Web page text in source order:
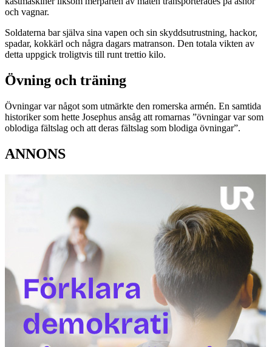
och vagnar.
Soldaterna bar själva sina vapen och sin skyddsutrustning, hackor,
spadar, kokkärl och några dagars matranson. Den totala vikten av
detta uppgick troligtvis till runt trettio kilo.
Övning och träning
Övningar var något som utmärkte den romerska armén. En samtida
historiker som hette Josephus ansåg att romarnas ”övningar var som
oblodiga fältslag och att deras fältslag som blodiga övningar”.
ANNONS